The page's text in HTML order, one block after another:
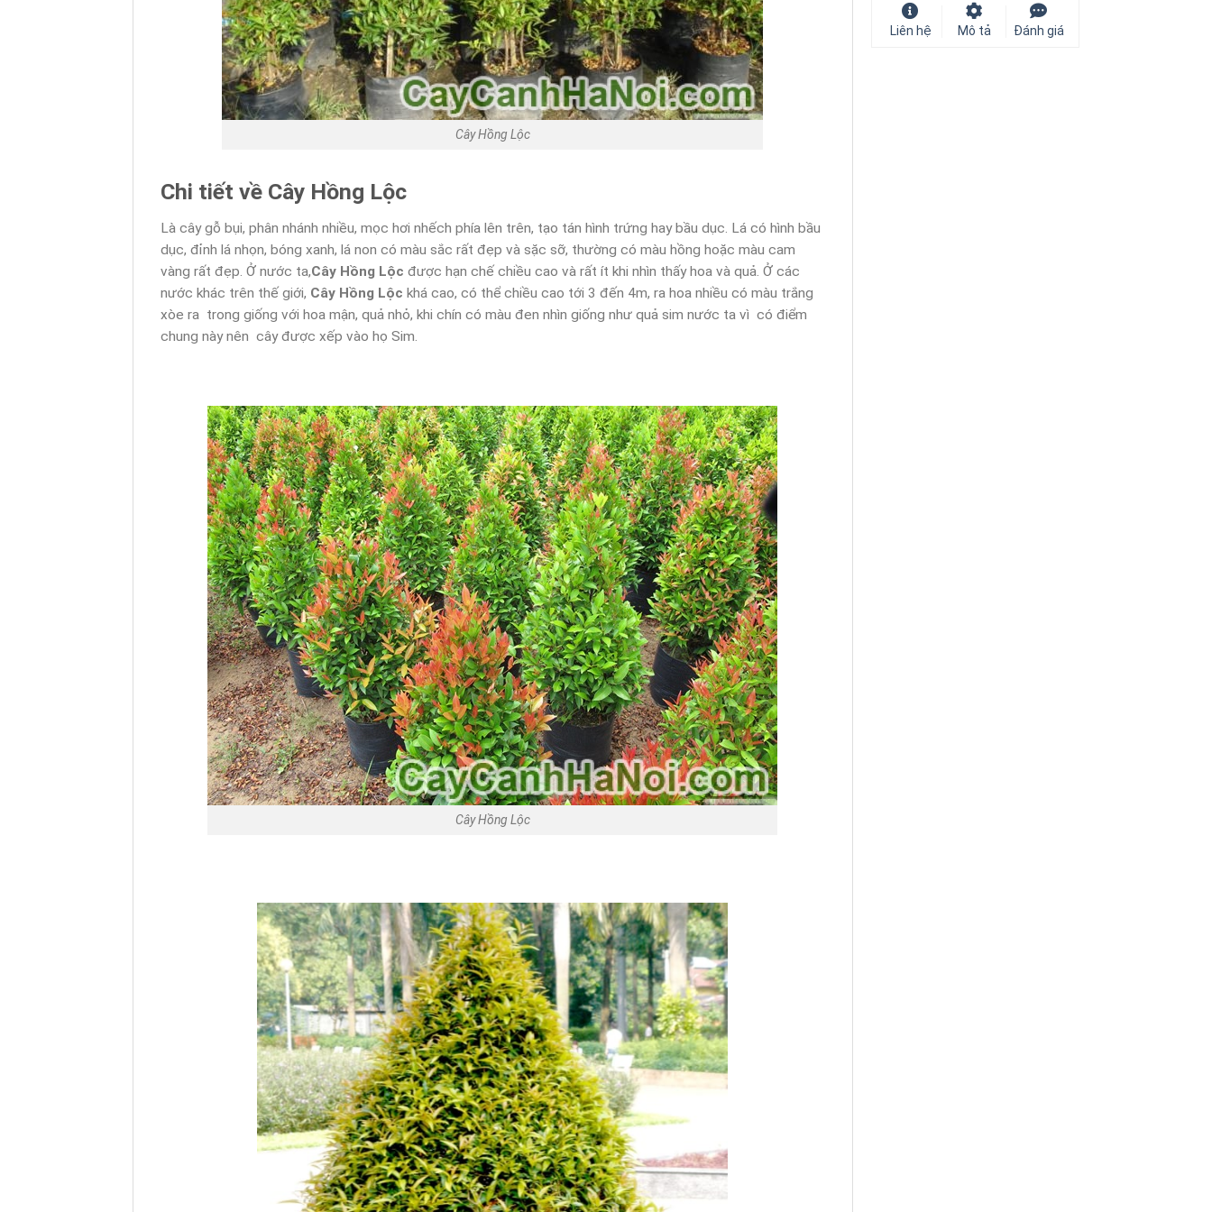
Cây Hồng Lộc
Chi tiết về Cây Hồng Lộc
Là cây gỗ bụi, phân nhánh nhiều, mọc hơi nhếch phía lên trên, tạo tán hình trứng hay bầu dục. Lá có hình bầu
dục, đỉnh lá nhọn, bóng xanh, lá non có màu sắc rất đẹp và sặc sỡ, thường có màu hồng hoặc màu cam
vàng rất đẹp. Ở nước ta,Cây Hồng Lộc được hạn chế chiều cao và rất ít khi nhìn thấy hoa và quả. Ở các
nước khác trên thế giới, Cây Hồng Lộc khá cao, có thể chiều cao tới 3 đến 4m, ra hoa nhiều có màu trắng
xòe ra trong giống với hoa mận, quả nhỏ, khi chín có màu đen nhìn giống như quả sim nước ta vì có điểm
chung này nên cây được xếp vào họ Sim.
Cây Hồng Lộc
Liên hệ Mô tả Đánh giá